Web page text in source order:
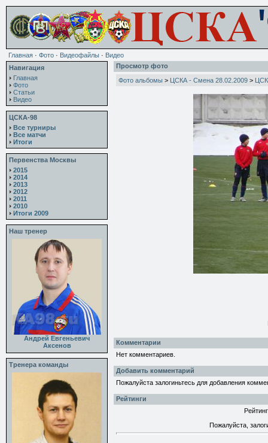
Главная · Фото · Видеофайлы · Видео
Навигация
Главная
Фото
Статьи
Видео
ЦСКА-98
Все турниры
Все матчи
Итоги
Первенства Москвы
2015
2014
2013
2012
2011
2010
Итоги 2009
Наш тренер
Андрей Евгеньевич
Аксенов
Тренера команды
Просмотр фото
Фото альбомы > ЦСКА - Смена 28.02.2009 >
Комментарии
Нет комментариев.
Добавить комментарий
Пожалуйста залогиньтесь для добавления
Рейтинги
Пожалуйста,